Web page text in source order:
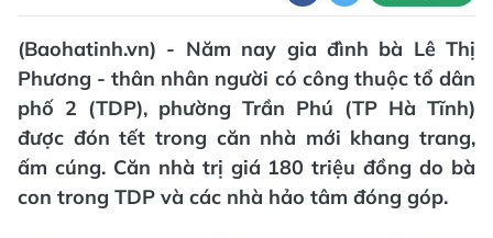
(Baohatinh.vn) - Năm nay gia đình bà Lê Thị
Phương - thân nhân người có công thuộc tổ dân
phố 2 (TDP), phường Trần Phú (TP Hà Tĩnh)
được đón tết trong căn nhà mới khang trang,
ấm cúng. Căn nhà trị giá 180 triệu đồng do bà
con trong TDP và các nhà hảo tâm đóng góp.